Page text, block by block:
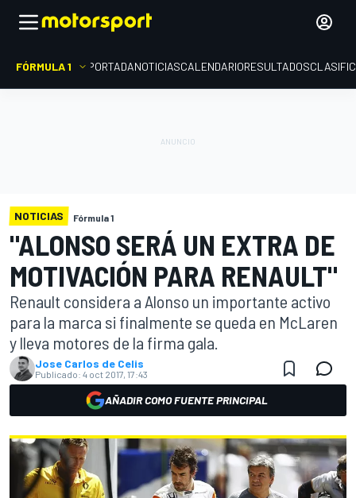
FÓRMULA 1 PORTADANOTICIASCALENDARIORESULTADOS
NOTICIAS Fórmula 1
"ALONSO SERÁ UN EXTRA DE
MOTIVACIÓN PARA RENAULT"
Renault considera a Alonso un importante activo
para la marca si finalmente se queda en McLaren
y lleva motores de la firma gala.
Jose Carlos de Celis
Publicado: 4 oct 2017, 17:43
AÑADIR COMO FUENTE PRINCIPAL